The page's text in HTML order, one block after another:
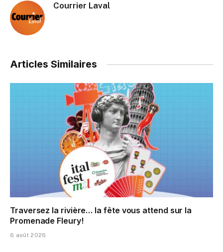
Courrier Laval
Articles Similaires
Traversez la rivière… la fête vous attend sur la
Promenade Fleury!
6 août 2026